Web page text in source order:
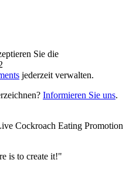
Sie die
jederzeit verwalten.
Informieren Sie uns.
Cockroach Eating Promotion
is to create it!"